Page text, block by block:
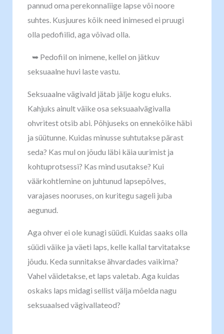
pannud oma perekonnaliige lapse või noore
suhtes. Kusjuures kõik need inimesed ei pruugi
olla pedofiilid, aga võivad olla.
➥ Pedofiil on inimene, kellel on jätkuv
seksuaalne huvi laste vastu.
Seksuaalne vägivald jätab jälje kogu eluks.
Kahjuks ainult väike osa seksuaalvägivalla
ohvritest otsib abi. Põhjuseks on ennekõike häbi
ja süütunne. Kuidas minusse suhtutakse pärast
seda? Kas mul on jõudu läbi käia uurimist ja
kohtuprotsessi? Kas mind usutakse? Kui
väärkohtlemine on juhtunud lapsepõlves,
varajases nooruses, on kuritegu sageli juba
aegunud.
Aga ohver ei ole kunagi süüdi. Kuidas saaks olla
süüdi väike ja väeti laps, kelle kallal tarvitatakse
jõudu. Keda sunnitakse ähvardades vaikima?
Vahel väidetakse, et laps valetab. Aga kuidas
oskaks laps midagi sellist välja mõelda nagu
seksuaalsed vägivallateod?